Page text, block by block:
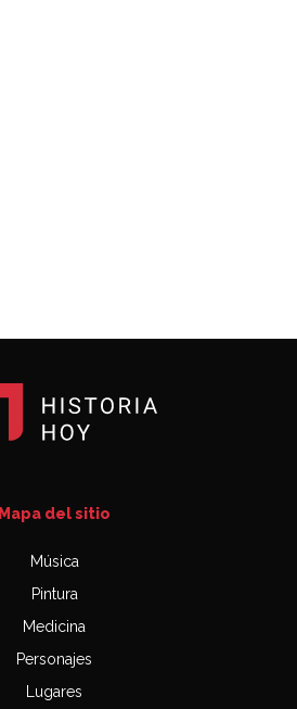
Mapa del sitio
Música
Pintura
Medicina
Personajes
Lugares